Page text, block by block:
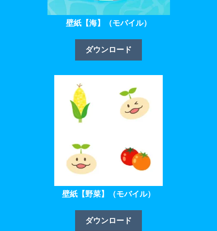
壁紙【海】（モバイル）
ダウンロード
壁紙【野菜】（モバイル）
ダウンロード